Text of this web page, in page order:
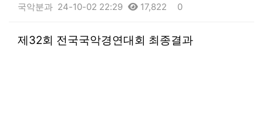
국악분과 24-10-02 22:29 17,822 0
본문
제32회 전국국악경연대회 최종결과